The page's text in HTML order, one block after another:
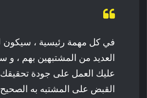
في كل مهمة رئيسية ، سيكون
العديد من المشتبهين بهم ، و
عليك العمل على جودة
القبض على المشتبه به